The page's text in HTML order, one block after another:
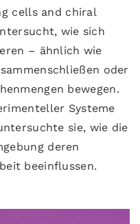
cells and chiral
wie sich
– ähnlich wie
oder
bewegen.
Systeme
sie, wie die
deren
beeinflussen.